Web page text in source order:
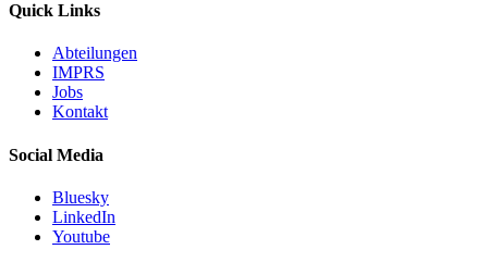
Quick Links
Abteilungen
IMPRS
Jobs
Kontakt
Social Media
Bluesky
LinkedIn
Youtube